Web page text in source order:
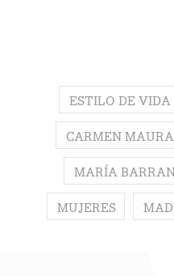
ESTILO DE VIDA
CARMEN MAURA
MARÍA
MUJERES